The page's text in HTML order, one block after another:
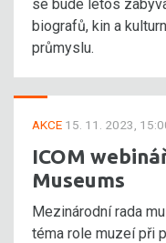
se bude letos
biografů, kin a
průmyslu.
AKCE 15. 11. 2023,
ICOM
Museums
Mezinárodní rada
téma role muzeí při